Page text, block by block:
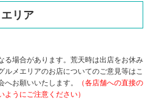
リア
る場合があります。荒天時は出店をお休み
ルメエリアのお店についてのご意見等はこ
お願いいたします。
（各店舗への直接の
うにご注意ください）